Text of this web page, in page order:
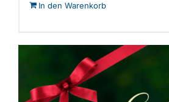
In den Warenkorb